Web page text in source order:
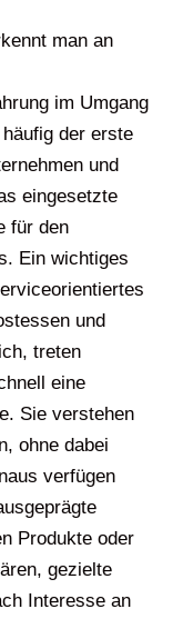
man an
im Umgang
der erste
und
eingesetzte
für den
Ein wichtiges
und
treten
eine
Sie verstehen
ohne dabei
verfügen
Produkte oder
gezielte
Interesse an